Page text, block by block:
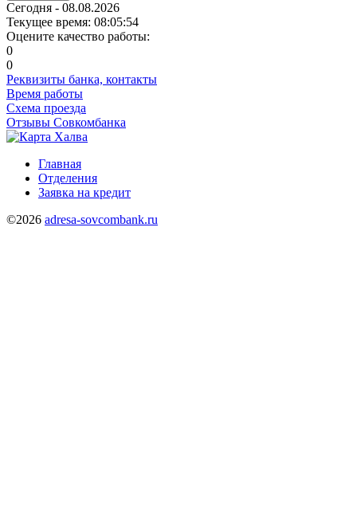
Сегодня - 08.08.2026
Текущее время: 08:05:55
Оцените качество работы:
0
0
Реквизиты банка, контакты
Время работы
Схема проезда
Отзывы Совкомбанка
Главная
Отделения
Заявка на кредит
©2026 adresa-sovcombank.ru